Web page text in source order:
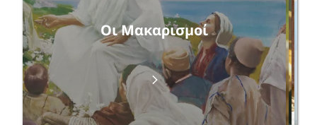
Οι Μακαρισμοί